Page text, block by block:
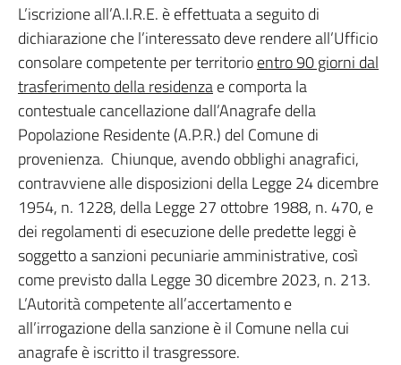
L’iscrizione all’A.I.R.E. è effettuata a seguito di
dichiarazione che l’interessato deve rendere all’Ufficio
consolare competente per territorioentro 90 giorni dal
trasferimento della residenzae comporta la
contestuale cancellazione dall’Anagrafe della
Popolazione Residente (A.P.R.) del Comune di
provenienza. Chiunque, avendo obblighi anagrafici,
contravviene alle disposizioni della Legge 24 dicembre
1954, n. 1228, della Legge 27 ottobre 1988, n. 470, e
dei regolamenti di esecuzione delle predette leggi è
soggetto a sanzioni pecuniarie amministrative, così
come previsto dalla Legge 30 dicembre 2023, n. 213.
L’Autorità competente all’accertamento e
all’irrogazione della sanzione è il Comune nella cui
anagrafe è iscritto il trasgressore.